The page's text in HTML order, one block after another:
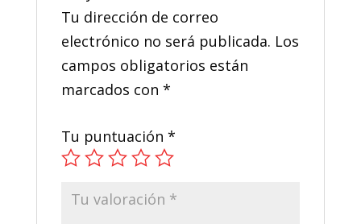
Tu dirección de correo
electrónico no será publicada. Los
campos obligatorios están
marcados con *
Tu puntuación *